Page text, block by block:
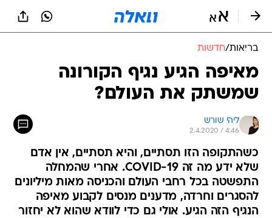
בריאות/חדשות
מאיפה הגיע נגיף הקורונה
שמשתק את העולם?
ליהי שורש
2.4.2020 / 4:46
כשהתקופה הזו תסתיים, והיא תסתיים, אין אדם
שלא ידע מה זה COVID-19. אחרי שהמחלה
התפשטה בכל רחבי העולם והכניסה מאות מיליונים
להסגרים וחרדה, מדענים מנסים לקבוע מאיפה
הנגיף הזה הגיע. אולי גם כדי לוודא שהוא לא יחזור